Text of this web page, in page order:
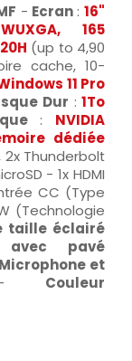
- Ecran :16"
165
(up to 4,90
cache, 10-
11 Pro
Dur : 1To
: NVIDIA
dédiée
2x Thunderbolt
- 1x HDMI
CC (Type
(Technologie
taille éclairé
avec pavé
Microphone et
Couleur